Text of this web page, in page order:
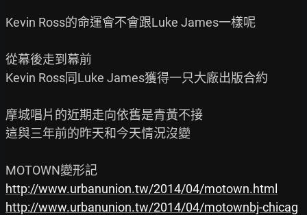
Kevin Ross的命運會不會跟Luke James一樣呢
從幕後走到幕前
Kevin Ross同Luke James獲得一只大廠出版合約
摩城唱片的近期走向依舊是青黃不接
這與三年前的昨天和今天情況沒變
http://www.urbanunion.tw/2014/04/motown.html
http://www.urbanunion.tw/2014/04/motownbj-chicag